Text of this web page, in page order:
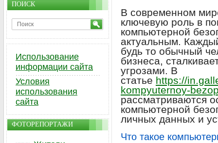
В современном
ключевую роль в
компьютерной
актуальным.
будь то обычный
бизнеса,
угрозами. В
статье https://
kompyuternoy-
рассматриваются
компьютерной
личных данных и
Что такое
ПОИСК
Использование
информации сайта
Условия
использования
сайта
ФОТОРЕПОРТАЖИ